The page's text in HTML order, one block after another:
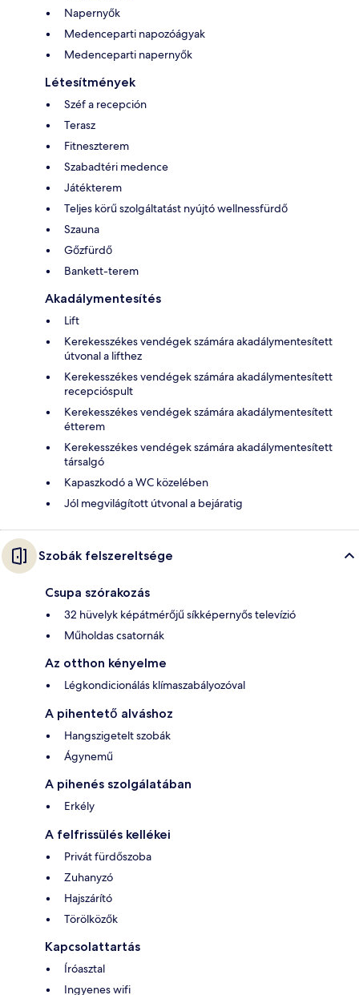
Napernyők
Medenceparti napozóágyak
Medenceparti napernyők
Létesítmények
Széf a recepción
Terasz
Fitneszterem
Szabadtéri medence
Játékterem
Teljes körű szolgáltatást nyújtó wellnessfürdő
Szauna
Gőzfürdő
Bankett-terem
Akadálymentesítés
Lift
Kerekesszékes vendégek számára akadálymentesített
útvonal a lifthez
Kerekesszékes vendégek számára akadálymentesített
recepcióspult
Kerekesszékes vendégek számára akadálymentesített
étterem
Kerekesszékes vendégek számára akadálymentesített
társalgó
Kapaszkodó a WC közelében
Jól megvilágított útvonal a bejáratig
Szobák felszereltsége
Csupa szórakozás
32 hüvelyk képátmérőjű síkképernyős televízió
Műholdas csatornák
Az otthon kényelme
Légkondicionálás klímaszabályozóval
A pihentető alváshoz
Hangszigetelt szobák
Ágynemű
A pihenés szolgálatában
Erkély
A felfrissülés kellékei
Privát fürdőszoba
Zuhanyzó
Hajszárító
Törölközők
Kapcsolattartás
Íróasztal
Ingyenes wifi